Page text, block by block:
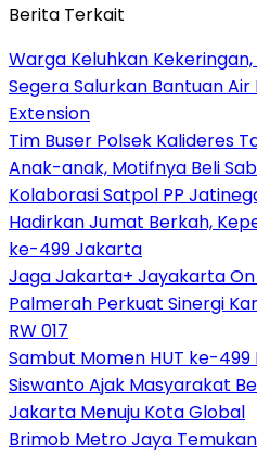
Berita Terkait
Warga Keluhkan
Segera Salurkan Bantuan
Extension
Tim Buser Polsek Kalideres
Anak-anak, Motifnya Beli
Kolaborasi Satpol PP
Hadirkan Jumat Berkah,
ke-499 Jakarta
Jaga Jakarta+ Jayakarta On
Palmerah Perkuat Sinergi
RW 017
Sambut Momen HUT ke-499
Siswanto Ajak Masyarakat
Jakarta Menuju Kota Global
Brimob Metro Jaya